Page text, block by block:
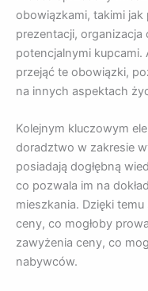
obowiązkami, takimi
prezentacji,
potencjalnymi kupcami.
przejąć te obowiązki,
na innych aspektach
Kolejnym kluczowym
doradztwo w zakresie
posiadają dogłębną
co pozwala im na
mieszkania. Dzięki
ceny, co mogłoby
zawyżenia ceny, co
nabywców.